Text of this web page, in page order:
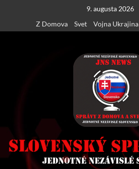
content
9. augusta 2026
Z Domova
Svet Vojna Ukrajina